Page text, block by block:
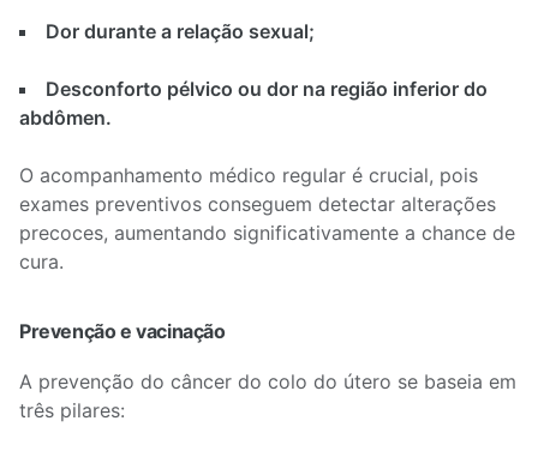
Dor durante a relação sexual;
Desconforto pélvico ou dor na região inferior do
abdômen.
O acompanhamento médico regular é crucial, pois
exames preventivos conseguem detectar alterações
precoces, aumentando significativamente a chance de
cura.
Prevenção e vacinação
A prevenção do câncer do colo do útero se baseia em
três pilares: